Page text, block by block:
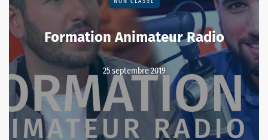
Formation Animateur Radio
25 septembre 2019